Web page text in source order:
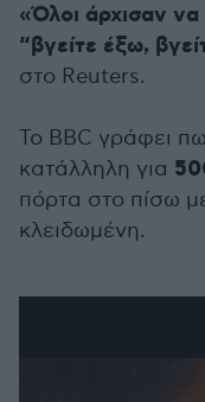
«Όλοι άρχισαν
“βγείτε έξω,
στο Reuters.
Το BBC γράφει
κατάλληλη για
πόρτα στο πίσω
κλειδωμένη.